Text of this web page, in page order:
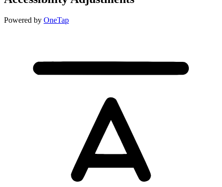
Powered by OneTap